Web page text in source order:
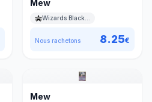
Mew
Nous rachetons 8.25€
Mew